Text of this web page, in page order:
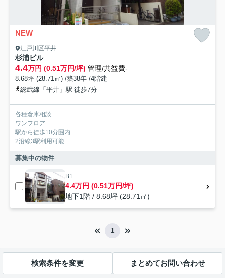
NEW
江戸川区平井
杉浦ビル
4.4万円 (0.51万円/坪) 管理/共益費-
8.68坪 (28.71㎡) /築38年 /4階建
総武線「平井」駅 徒歩7分
各種倉庫相談
ワンフロア
駅から徒歩10分圏内
2沿線3駅利用可能
募集中の物件
B1
4.4万円 (0.51万円/坪)
地下1階 / 8.68坪 (28.71㎡)
1
検索条件を変更 まとめてお問い合わせ